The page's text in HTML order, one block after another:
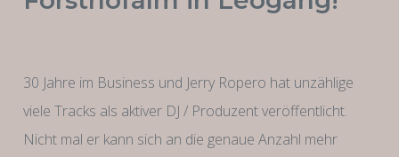
30 Jahre im Business und Jerry Ropero hat unzählige
viele Tracks als aktiver DJ / Produzent veröffentlicht.
Nicht mal er kann sich an die genaue Anzahl mehr